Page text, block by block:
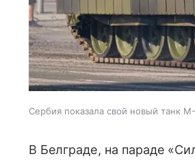
Сербия показала свой новый танк
В Белграде, на параде